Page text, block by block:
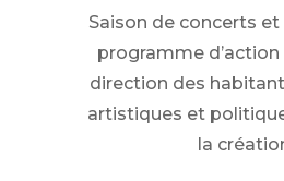
Saison de concerts et
programme
direction des
artistiques et
la